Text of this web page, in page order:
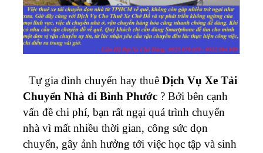
Tự gia đình chuyển hay thuê Dịch Vụ Xe Tải
Chuyển Nhà đi Bình Phước ? Bởi bên cạnh
vấn đề chi phí, bạn rất ngại quá trình chuyển
nhà vì mất nhiều thời gian, công sức dọn
chuyển, gây ảnh hưởng tới việc học tập và sinh